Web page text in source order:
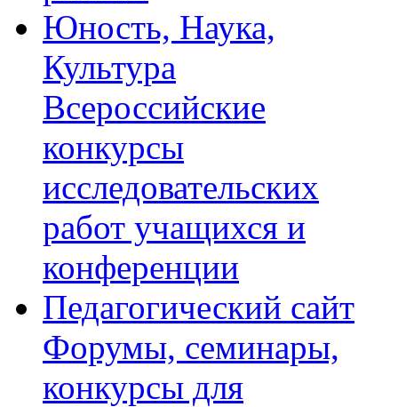
Юность, Наука,
Культура
Всероссийские
конкурсы
исследовательских
работ учащихся и
конференции
Педагогический сайт
Форумы, семинары,
конкурсы для